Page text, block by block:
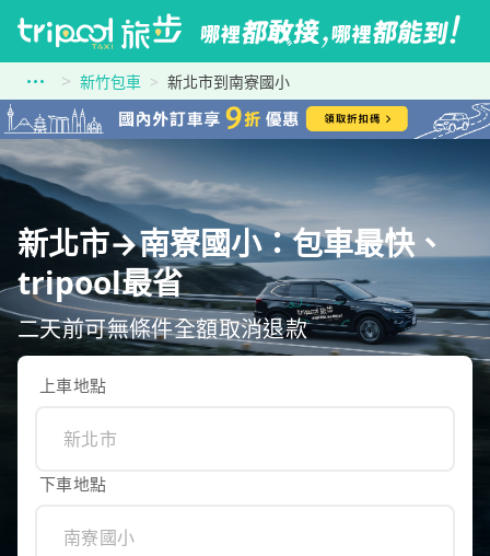
新竹包車 新北市到南寮國小
新北市→南寮國小：包車最快、
tripool最省
二天前可無條件全額取消退款
上車地點
下車地點